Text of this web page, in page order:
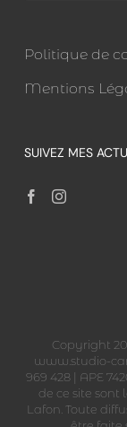
Politique de
Mentions
SUIVEZ MES
Copyright
www.studio-
969 428 | APE
de ce site sont
Lafon. Toute